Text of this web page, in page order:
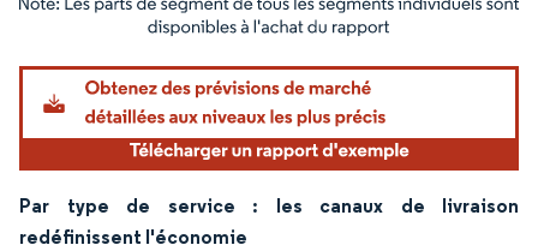
Image © Mordor Intelligence. La réutilisation nécessite une attribution sous CC BY
Par type de service : les canaux de livraison
redéfinissent l'économie